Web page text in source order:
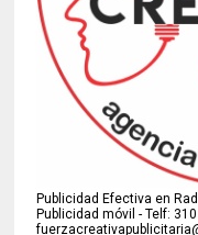
Publicidad Efectiva en
Publicidad móvil - Telf: